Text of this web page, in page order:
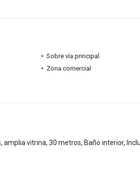
Sobre vía principal
Zona comercial
vitrina, 30 metros, Baño interior,